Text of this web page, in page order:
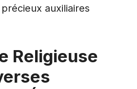
auxiliaires
Religieuse